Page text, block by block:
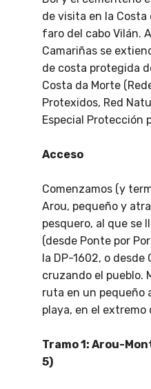
de visita en la Costa
faro del cabo Vilán.
Camariñas se
de costa protegida
Costa da Morte
Protexidos, Red
Especial Protección
Acceso
Comenzamos (y
Arou, pequeño y
pesquero, al que se
(desde Ponte por
la DP-1602, o
cruzando el pueblo.
ruta en un pequeño
playa, en el extremo
Tramo 1: Arou-
5)